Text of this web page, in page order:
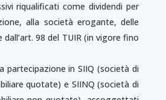
riqualificati come dividendi per
alla società erogante, delle
98 del TUIR (in vigore fino
partecipazione in SIIQ (società di
quotate) e SIINQ (società di